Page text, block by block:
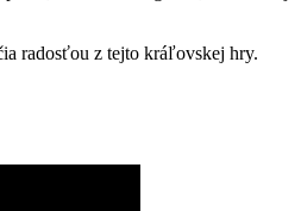
radosťou z tejto kráľovskej hry.